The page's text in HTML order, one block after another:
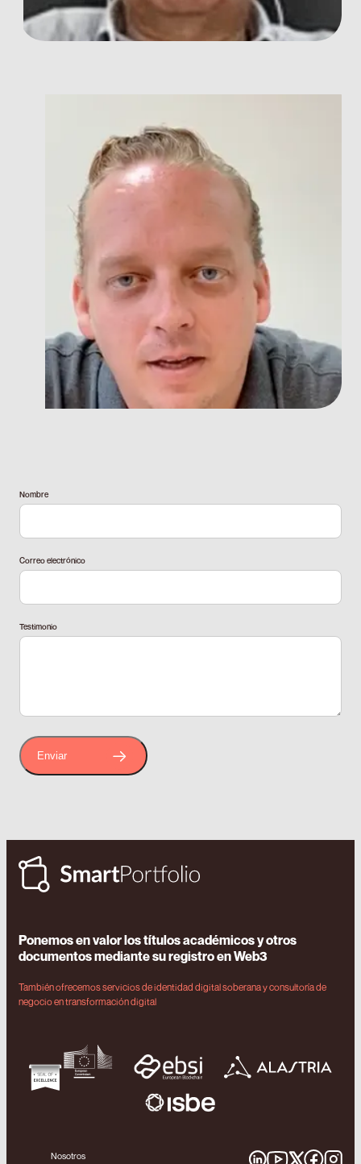
Nombre
Correo electrónico
Testimonio
Por favor, deja este campo vacío.
Enviar
Ponemos en valor los títulos académicos y otros
documentos mediante su registro en Web3
También ofrecemos servicios de identidad digital soberana y consultoría de
negocio en transformación digital
Nosotros